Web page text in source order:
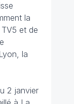
la
et de
la
2 janvier